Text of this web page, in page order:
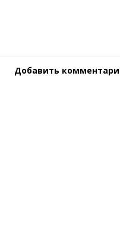
Добавить